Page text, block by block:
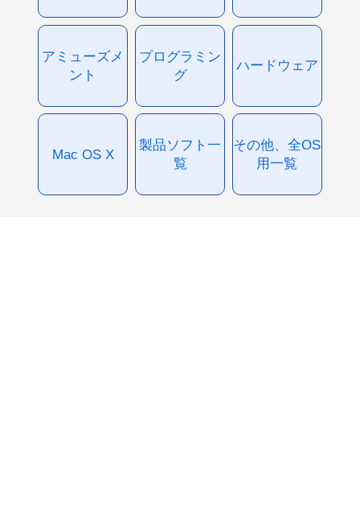
アミューズメ
ント
プログラミン
グ
ハードウェア
Mac OS X
製品ソフト一
覧
その他、全OS
用一覧